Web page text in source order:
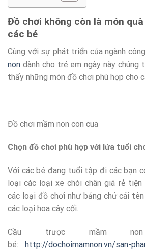
Đồ chơi không còn là món
các bé
Cùng với sự phát triển của ngành
non dành cho trẻ em ngày này chúng
thấy những món đồ chơi phù hợp cho
Đồ chơi mầm non con cua
Chọn đồ chơi phù hợp với lứa tuổi
Với các bé đang tuổi tập đi các bạn
loại các loại xe chòi chân giá rẻ
các loại đồ chơi như bảng chử cái
các loại hoa cây cối.
Cầu trược mầm
bé: http://dochoimamnon.vn/san-